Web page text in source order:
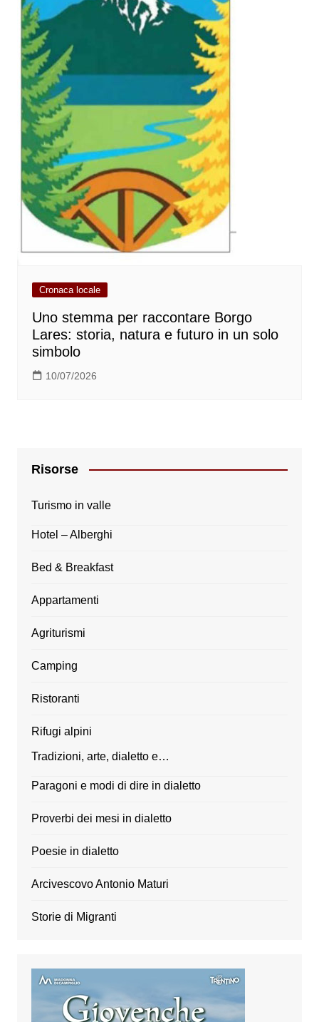
Cronaca locale
Uno stemma per raccontare Borgo
Lares: storia, natura e futuro in un solo
simbolo
10/07/2026
Risorse
Turismo in valle
Hotel – Alberghi
Bed & Breakfast
Appartamenti
Agriturismi
Camping
Ristoranti
Rifugi alpini
Tradizioni, arte, dialetto e…
Paragoni e modi di dire in dialetto
Proverbi dei mesi in dialetto
Poesie in dialetto
Arcivescovo Antonio Maturi
Storie di Migranti